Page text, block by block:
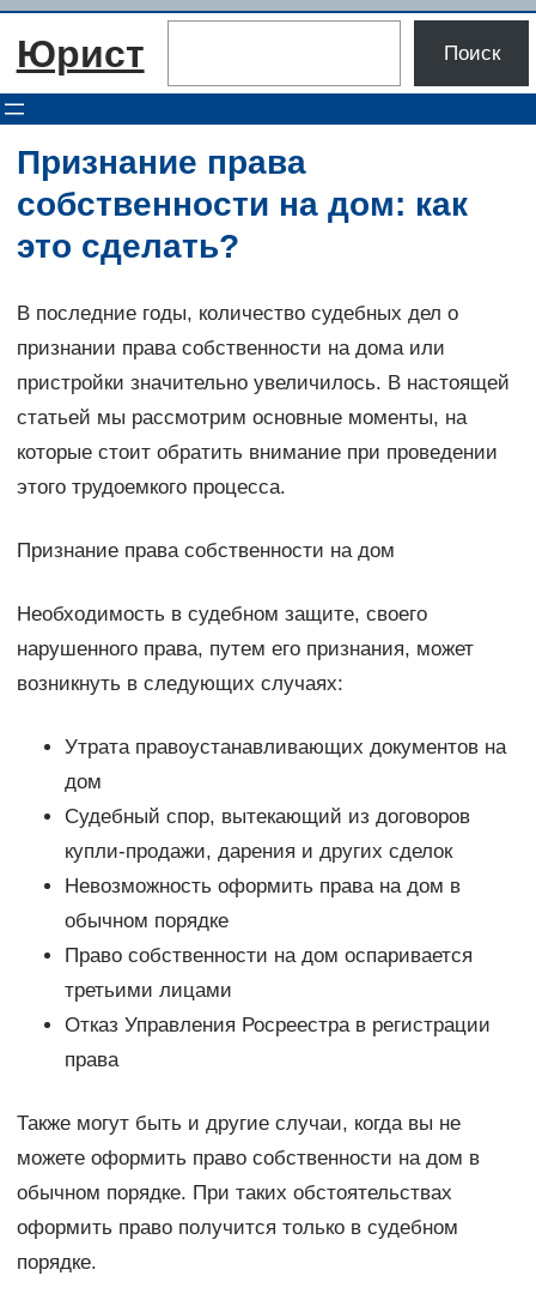
Перейти
Юрист Поиск
Признание права
собственности на дом: как
это сделать?
В последние годы, количество судебных дел о
признании права собственности на дома или
пристройки значительно увеличилось. В настоящей
статьей мы рассмотрим основные моменты, на
которые стоит обратить внимание при проведении
этого трудоемкого процесса.
Признание права собственности на дом
Необходимость в судебном защите, своего
нарушенного права, путем его признания, может
возникнуть в следующих случаях:
Утрата правоустанавливающих документов на
дом
Судебный спор, вытекающий из договоров
купли-продажи, дарения и других сделок
Невозможность оформить права на дом в
обычном порядке
Право собственности на дом оспаривается
третьими лицами
Отказ Управления Росреестра в регистрации
права
Также могут быть и другие случаи, когда вы не
можете оформить право собственности на дом в
обычном порядке. При таких обстоятельствах
оформить право получится только в судебном
порядке.